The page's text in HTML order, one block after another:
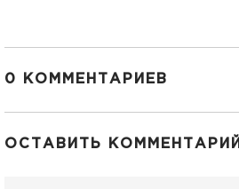
0 КОММЕНТАРИЕВ
ОСТАВИТЬ КОММЕНТАРИЙ